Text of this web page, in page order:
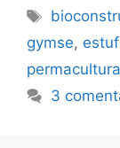
Etiquetas
gymse,
permacultura
3